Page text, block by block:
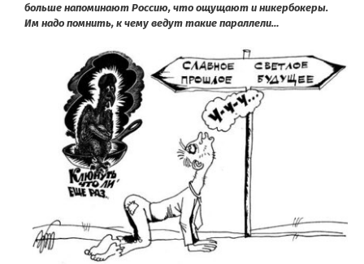
больше напоминают Россию, что ощущают и никербокеры.
Им надо помнить, к чему ведут такие параллели…